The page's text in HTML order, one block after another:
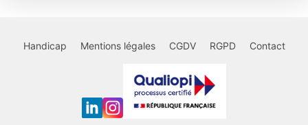
Handicap Mentions légales CGDV RGPD Contact